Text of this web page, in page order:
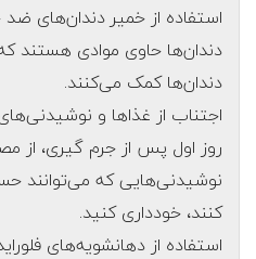
استفاده از خمیر دندان‌های
دندان‌ها حاوی موادی
دندان‌ها کمک می‌کنند.
اجتناب از غذاها و
روز اول پس از جرم گیری، از
نوشیدنی‌هایی که می‌توانند
کنند، خودداری کنید.
استفاده از دهانشویه‌های